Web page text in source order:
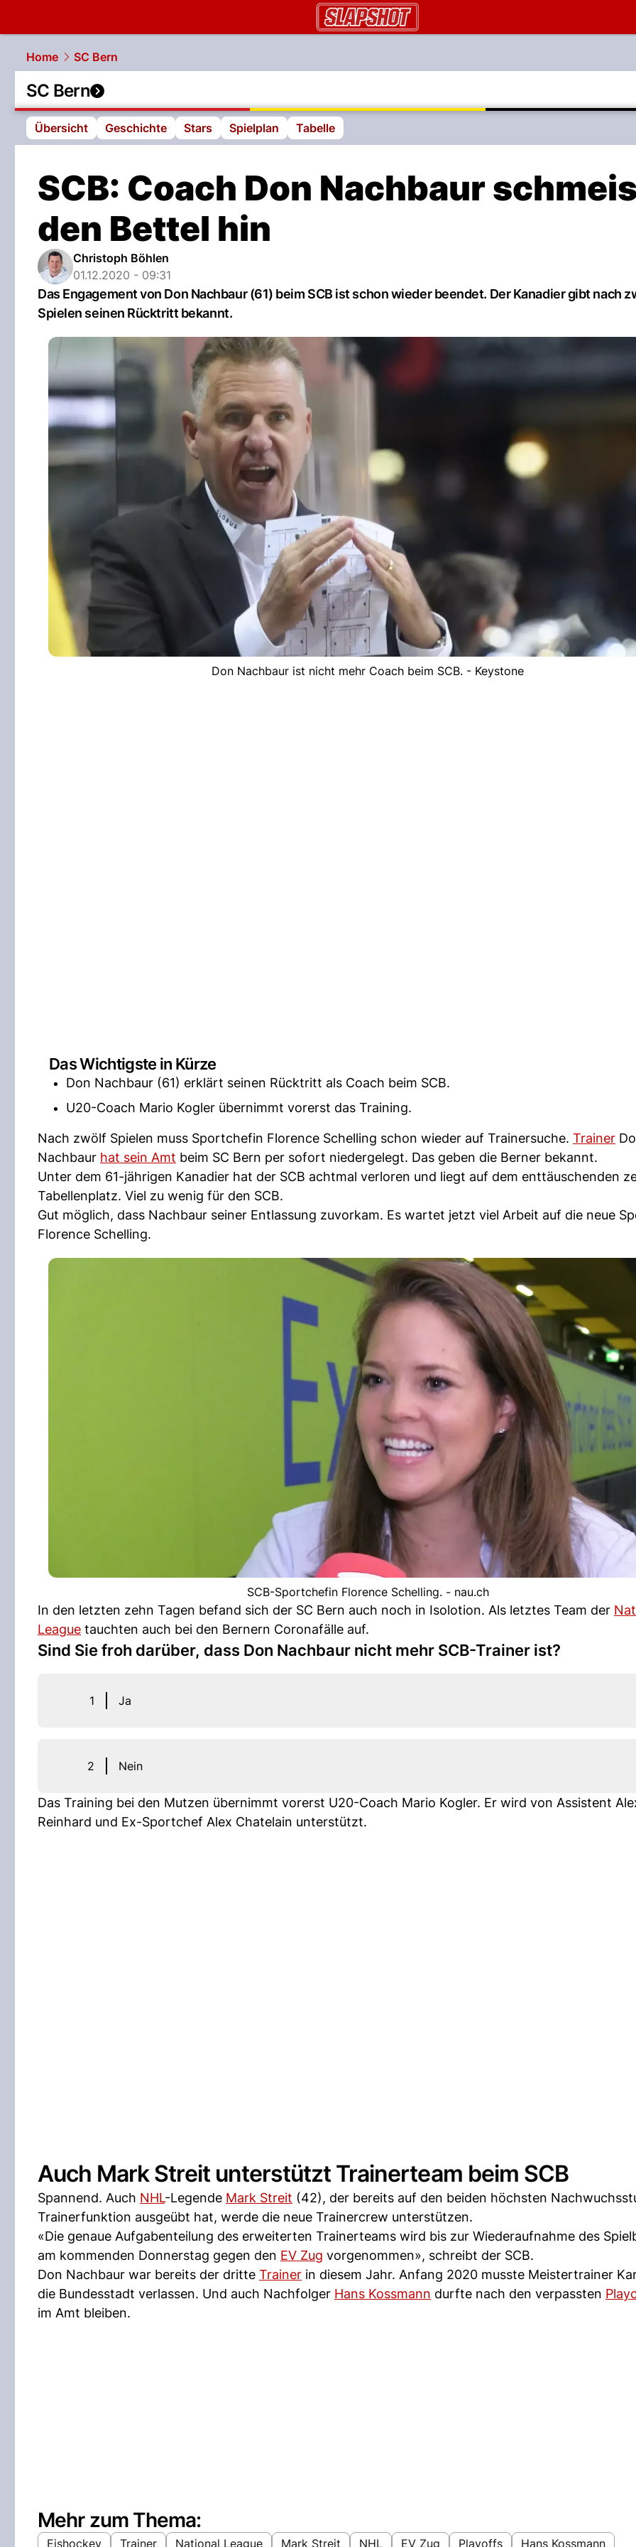
slapshot.NAU.ch
Home
SC Bern
SC Bern
Übersicht Geschichte Stars Spielplan Tabelle
SCB: Coach Don Nachbaur
den Bettel hin
Christoph Böhlen
01.12.2020 - 09:31
Das Engagement von Don Nachbaur (61) beim SCB ist schon wieder beendet. Der Kanadier gibt nach
Spielen seinen Rücktritt bekannt.
Don Nachbaur ist nicht mehr Coach beim SCB. - Keystone
Das Wichtigste in Kürze
Don Nachbaur (61) erklärt seinen Rücktritt als Coach beim SCB.
U20-Coach Mario Kogler übernimmt vorerst das Training.
Nach zwölf Spielen muss Sportchefin Florence Schelling schon wieder auf Trainersuche. Trainer
Nachbaur hat sein Amt beim SC Bern per sofort niedergelegt. Das geben die Berner bekannt.
Unter dem 61-jährigen Kanadier hat der SCB achtmal verloren und liegt auf dem enttäuschenden
Tabellenplatz. Viel zu wenig für den SCB.
Gut möglich, dass Nachbaur seiner Entlassung zuvorkam. Es wartet jetzt viel Arbeit auf die neue
Florence Schelling.
SCB-Sportchefin Florence Schelling. - nau.ch
In den letzten zehn Tagen befand sich der SC Bern auch noch in Isolotion. Als letztes Team der
League tauchten auch bei den Bernern Coronafälle auf.
Sind Sie froh darüber, dass Don Nachbaur nicht mehr SCB-Trainer ist?
1 Ja
2 Nein
Das Training bei den Mutzen übernimmt vorerst U20-Coach Mario Kogler. Er wird von Assistent
Reinhard und Ex-Sportchef Alex Chatelain unterstützt.
Auch Mark Streit unterstützt Trainerteam beim SCB
Spannend. Auch NHL-Legende Mark Streit (42), der bereits auf den beiden höchsten
Trainerfunktion ausgeübt hat, werde die neue Trainercrew unterstützen.
«Die genaue Aufgabenteilung des erweiterten Trainerteams wird bis zur Wiederaufnahme des
am kommenden Donnerstag gegen den EV Zug vorgenommen», schreibt der SCB.
Don Nachbaur war bereits der dritte Trainer in diesem Jahr. Anfang 2020 musste Meistertrainer
die Bundesstadt verlassen. Und auch Nachfolger Hans Kossmann durfte nach den verpassten
im Amt bleiben.
Mehr zum Thema:
Eishockey Trainer National League Mark Streit NHL EV Zug Playoffs Hans Kossmann